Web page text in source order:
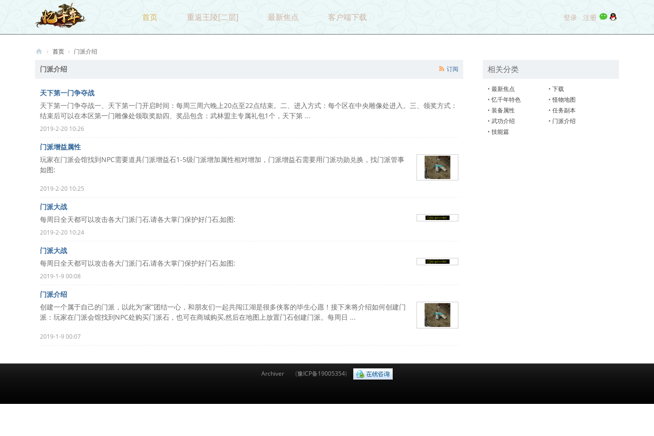
首页 重返王陵[二层] 最新焦点 客户端下载 登录 注册
忆
年
› 首页 › 门派介绍
订阅
门派介绍
天下第一门争夺战
天下第一门争夺战一、天下第一门开启时间：每周三周六晚上20点至22点结束。二、进入方式：每个区在中央雕像处进入。三、领奖方式：
结束后可以在本区第一门雕像处领取奖励四、奖品包含：武林盟主专属礼包1个，天下第 ...
2019-2-20 10:26
门派增益属性
玩家在门派会馆找到NPC需要道具门派增益石1-5级门派增加属性相对增加，门派增益石需要用门派功勋兑换，找门派管事
如图:
2019-2-20 10:25
门派大战
每周日全天都可以攻击各大门派门石,请各大掌门保护好门石,如图:
2019-2-20 10:24
门派大战
每周日全天都可以攻击各大门派门石,请各大掌门保护好门石,如图:
2019-1-9 00:08
门派介绍
创建一个属于自己的门派，以此为“家”团结一心，和朋友们一起共闯江湖是很多侠客的毕生心愿！接下来将介绍如何创建门
派：玩家在门派会馆找到NPC处购买门派石，也可在商城购买,然后在地图上放置门石创建门派。每周日 ...
2019-1-9 00:07
相关分类
• 最新焦点 • 下载
•忆千年特色 •怪物地图
• 装备属性 • 任务副本
• 武功介绍 • 门派介绍
• 技能篇
Archiver (豫ICP备19005354)